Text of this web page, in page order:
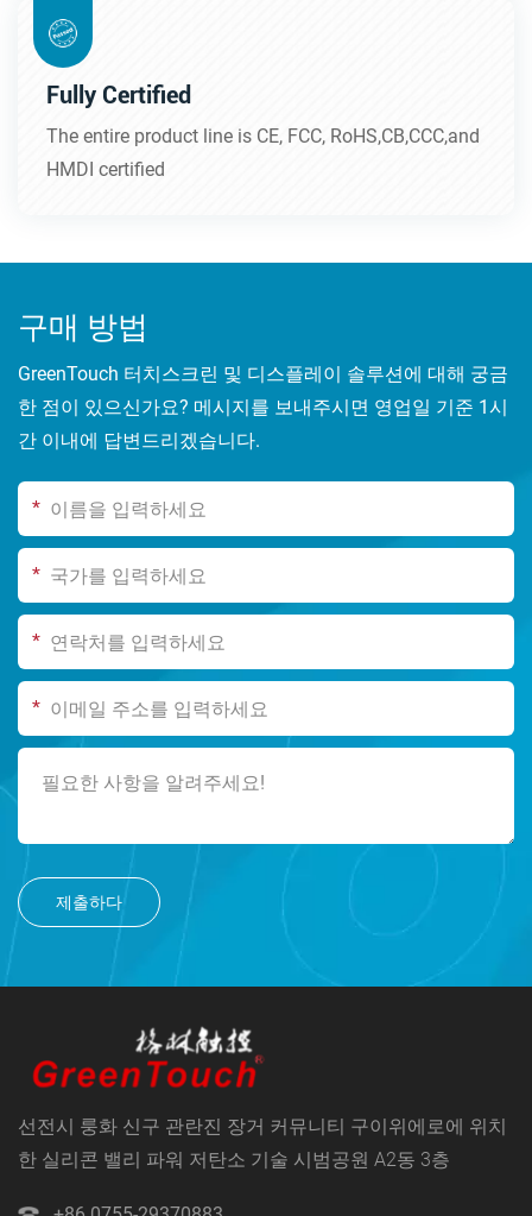
Fully Certified
The entire product line is CE, FCC, RoHS,CB,CCC,and
HMDI certified
구매 방법
GreenTouch 터치스크린 및 디스플레이 솔루션에 대해 궁금
한 점이 있으신가요? 메시지를 보내주시면 영업일 기준 1시
간 이내에 답변드리겠습니다.
*
*
*
*
제출하다
선전시 룽화 신구 관란진 장거 커뮤니티 구이위에로에 위치
한 실리콘 밸리 파워 저탄소 기술 시범공원 A2동 3층